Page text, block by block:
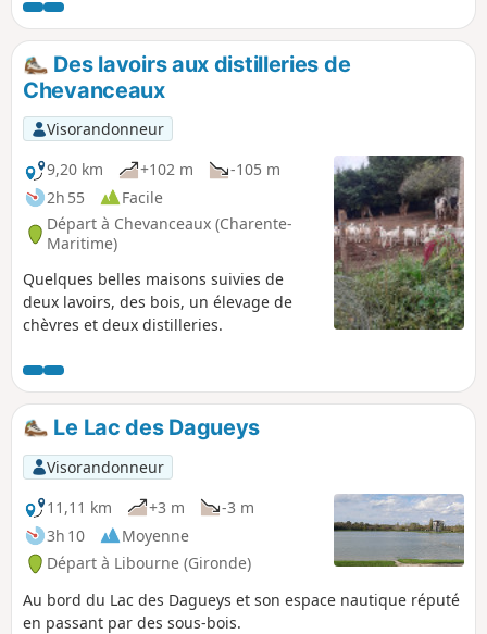
Des lavoirs aux distilleries de
Chevanceaux
Visorandonneur
9,20 km
+102 m
-105 m
2h 55
Facile
Départ à Chevanceaux (Charente-
Maritime)
Quelques belles maisons suivies de
deux lavoirs, des bois, un élevage de
chèvres et deux distilleries.
Le Lac des Dagueys
Visorandonneur
11,11 km
+3 m
-3 m
3h 10
Moyenne
Départ à Libourne (Gironde)
Au bord du Lac des Dagueys et son espace nautique réputé
en passant par des sous-bois.